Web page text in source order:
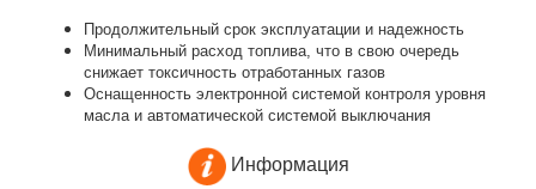
Продолжительный срок эксплуатации и надежность
Минимальный расход топлива, что в свою очередь
снижает токсичность отработанных газов
Оснащенность электронной системой контроля уровня
масла и автоматической системой выключания
Информация